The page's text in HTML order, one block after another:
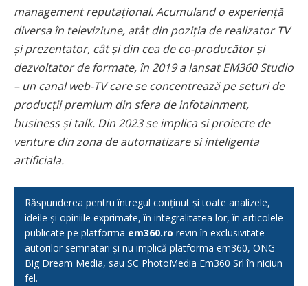
management reputațional. Acumuland o experiență
diversa în televiziune, atât din poziția de realizator TV
și prezentator, cât și din cea de co-producător și
dezvoltator de formate, în 2019 a lansat EM360 Studio
– un canal web-TV care se concentrează pe seturi de
producții premium din sfera de infotainment,
business și talk. Din 2023 se implica si proiecte de
venture din zona de automatizare si inteligenta
artificiala.
Răspunderea pentru întregul conținut și toate analizele,
ideile și opiniile exprimate, în integralitatea lor, în articolele
publicate pe platforma em360.ro revin în exclusivitate
autorilor semnatari și nu implică platforma em360, ONG
Big Dream Media, sau SC PhotoMedia Em360 Srl în niciun
fel.